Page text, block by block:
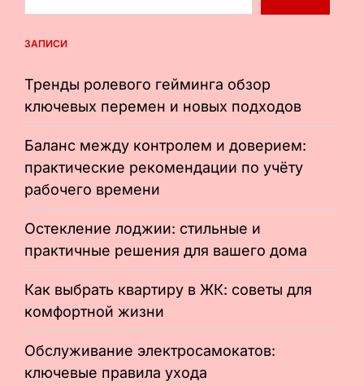
ЗАПИСИ
Тренды ролевого гейминга обзор
ключевых перемен и новых подходов
Баланс между контролем и доверием:
практические рекомендации по учёту
рабочего времени
Остекление лоджии: стильные и
практичные решения для вашего дома
Как выбрать квартиру в ЖК: советы для
комфортной жизни
Обслуживание электросамокатов:
ключевые правила ухода